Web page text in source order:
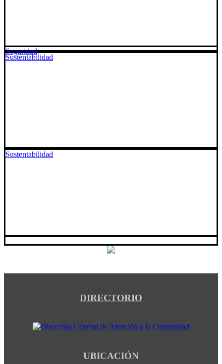
Sustentabilidad
Sustentabilidad
Seguridad
DIRECTORIO
UBICACIÓN